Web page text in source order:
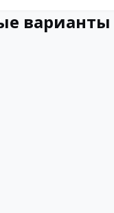
варианты